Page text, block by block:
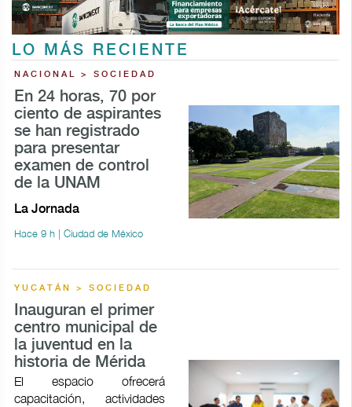
LO MÁS RECIENTE
NACIONAL > SOCIEDAD
En 24 horas, 70 por
ciento de aspirantes
se han registrado
para presentar
examen de control
de la UNAM
La Jornada
Hace 9 h | Ciudad de México
YUCATÁN > SOCIEDAD
Inauguran el primer
centro municipal de
la juventud en la
historia de Mérida
El espacio ofrecerá
capacitación, actividades